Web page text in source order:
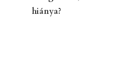
hiánya?